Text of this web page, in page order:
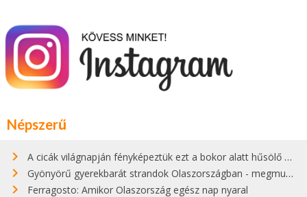
Népszerű
A cicák világnapján fényképeztük ezt a bokor alatt hűsölő cicát Kisorosziban
Gyönyörű gyerekbarát strandok Olaszországban - megmutatjuk a 15 legjobbat
Ferragosto: Amikor Olaszország egész nap nyaral